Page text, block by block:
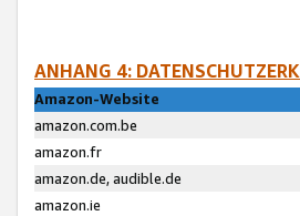
ANHANG 4:
Amazon-Website
amazon.com.be
amazon.fr
amazon.de, audible.de
amazon.ie